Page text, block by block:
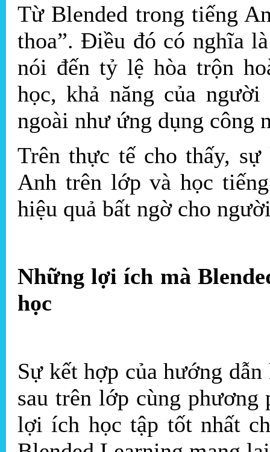
Từ Blended trong tiếng
thoa”. Điều đó có nghĩa
nói đến tỷ lệ hòa trộn
học, khả năng của
ngoài như ứng dụng công
Trên thực tế cho thấy,
Anh trên lớp và học
hiệu quả bất ngờ cho
Những lợi ích mà
học
Sự kết hợp của hướng
sau trên lớp cùng phương
lợi ích học tập tốt nhất